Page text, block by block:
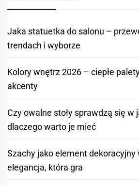
Jaka statuetka do salonu –
trendach i wyborze
Kolory wnętrz 2026 – ciepłe
akcenty
Czy owalne stoły sprawdzą się w
dlaczego warto je mieć
Szachy jako element dekoracyjny
elegancja, która gra